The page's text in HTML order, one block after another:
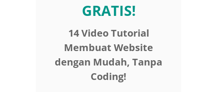
GRATIS!
14 Video Tutorial
Membuat Website
dengan Mudah, Tanpa
Coding!